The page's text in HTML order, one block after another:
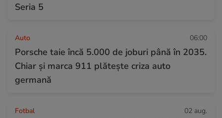
Seria 5
Auto 06:00
Porsche taie încă 5.000 de joburi până în 2035.
Chiar și marca 911 plătește criza auto
germană
Fotbal 02 aug.